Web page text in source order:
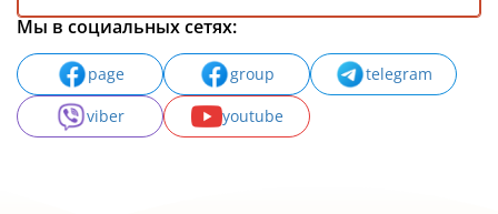
Мы в социальных сетях:
page group
telegram
viber
youtube